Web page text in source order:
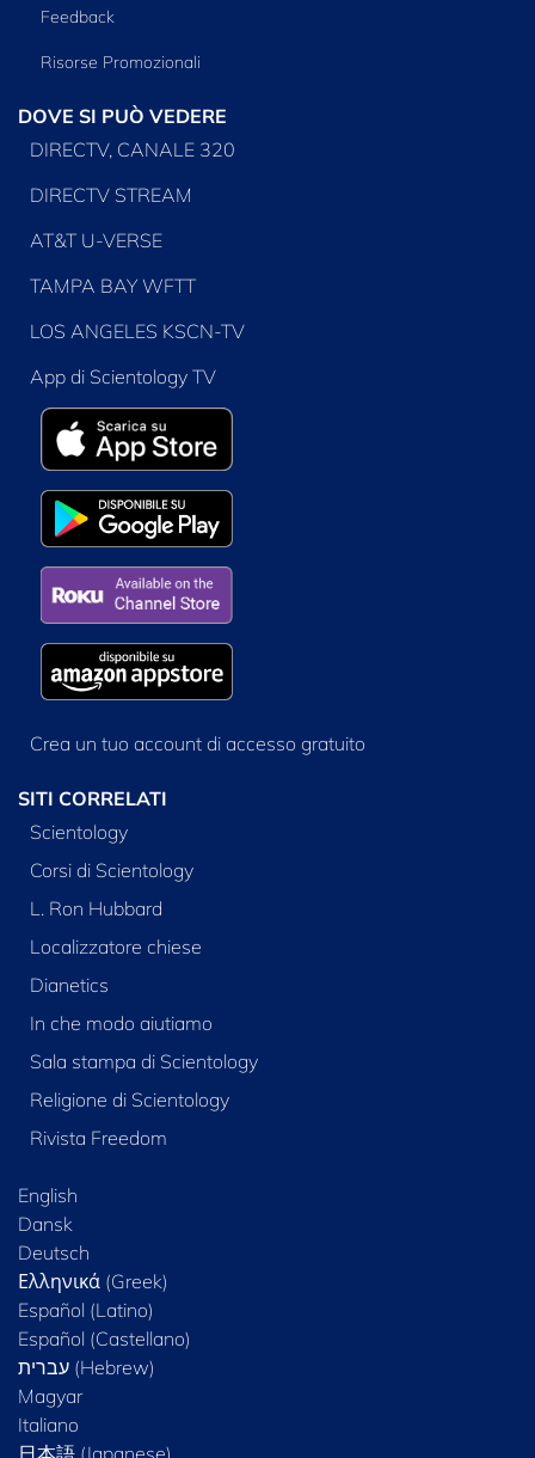
Feedback
Risorse Promozionali
DOVE SI PUÒ VEDERE
DIRECTV, CANALE 320
DIRECTV STREAM
AT&T U-VERSE
TAMPA BAY WFTT
LOS ANGELES KSCN-TV
App di Scientology TV
Crea un tuo account di accesso gratuito
SITI CORRELATI
Scientology
Corsi di Scientology
L. Ron Hubbard
Localizzatore chiese
Dianetics
In che modo aiutiamo
Sala stampa di Scientology
Religione di Scientology
Rivista Freedom
English
Dansk
Deutsch
Ελληνικά (Greek)
Español (Latino)
Español (Castellano)
Magyar
Italiano